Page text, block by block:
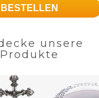
BESTELLEN
unsere
Produkte